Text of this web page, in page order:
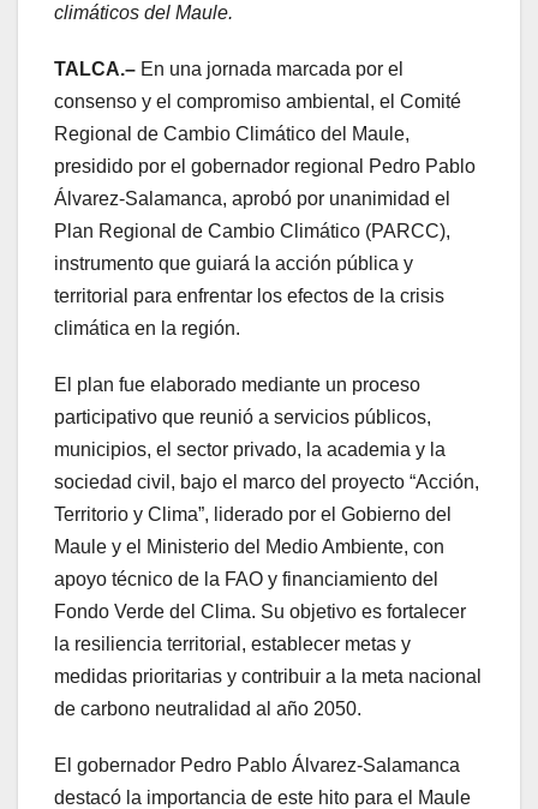
climáticos del Maule.
TALCA.– En una jornada marcada por el
consenso y el compromiso ambiental, el Comité
Regional de Cambio Climático del Maule,
presidido por el gobernador regional Pedro Pablo
Álvarez-Salamanca, aprobó por unanimidad el
Plan Regional de Cambio Climático (PARCC),
instrumento que guiará la acción pública y
territorial para enfrentar los efectos de la crisis
climática en la región.
El plan fue elaborado mediante un proceso
participativo que reunió a servicios públicos,
municipios, el sector privado, la academia y la
sociedad civil, bajo el marco del proyecto “Acción,
Territorio y Clima”, liderado por el Gobierno del
Maule y el Ministerio del Medio Ambiente, con
apoyo técnico de la FAO y financiamiento del
Fondo Verde del Clima. Su objetivo es fortalecer
la resiliencia territorial, establecer metas y
medidas prioritarias y contribuir a la meta nacional
de carbono neutralidad al año 2050.
El gobernador Pedro Pablo Álvarez-Salamanca
destacó la importancia de este hito para el Maule